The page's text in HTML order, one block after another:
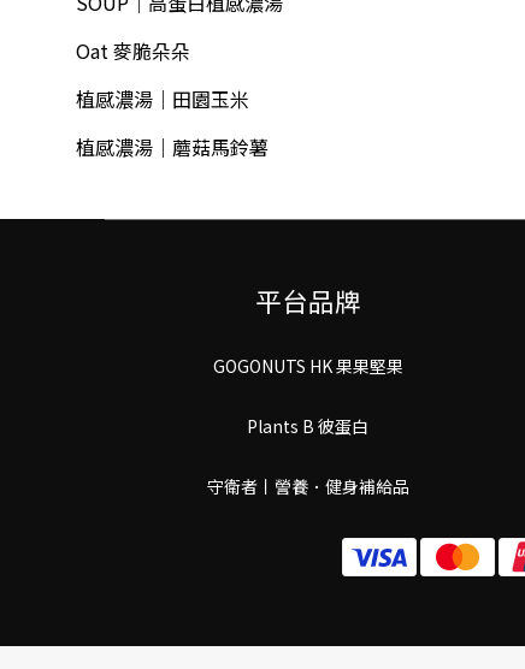
Oat 麥脆朵朵
植感濃湯｜田園玉米
植感濃湯｜蘑菇馬鈴薯
平台品牌
GOGONUTS HK 果果堅果
Plants B 彼蛋白
守衛者丨謍養．健身補給品